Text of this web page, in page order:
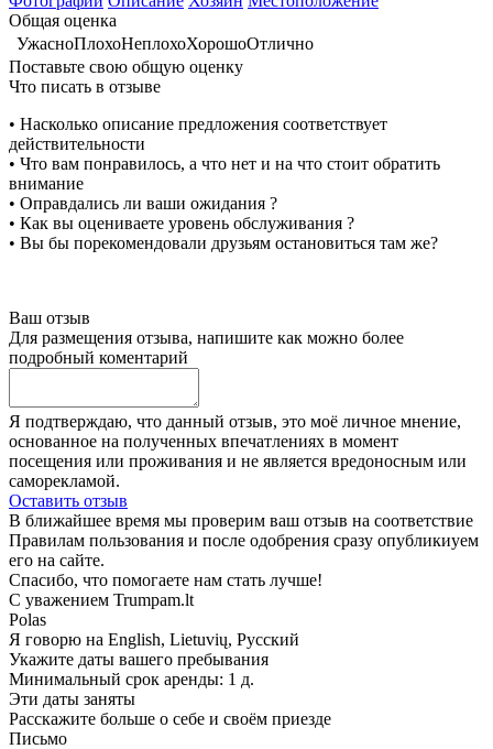
Общая оценка
УжасноПлохоНеплохоХорошоОтлично
Поставьте свою общую оценку
Что писать в отзыве
• Насколько описание предложения соответствует
действительности
• Что вам понравилось, а что нет и на что стоит обратить
внимание
• Оправдались ли ваши ожидания ?
• Как вы оцениваете уровень обслуживания ?
• Вы бы порекомендовали друзьям остановиться там же?
Ваш отзыв
Для размещения отзыва, напишите как можно более
подробный коментарий
Я подтверждаю, что данный отзыв, это моё личное мнение,
основанное на полученных впечатлениях в момент
посещения или проживания и не является вредоносным или
саморекламой.
Оставить отзыв
В ближайшее время мы проверим ваш отзыв на соответствие
Правилам пользования и после одобрения сразу опубликиуем
его на сайте.
Спасибо, что помогаете нам стать лучше!
С уважением Trumpam.lt
Polas
Я говорю на English, Lietuvių, Русский
Укажите даты вашего пребывания
Минимальный срок аренды: 1 д.
Эти даты заняты
Расскажите больше о себе и своём приезде
Письмо